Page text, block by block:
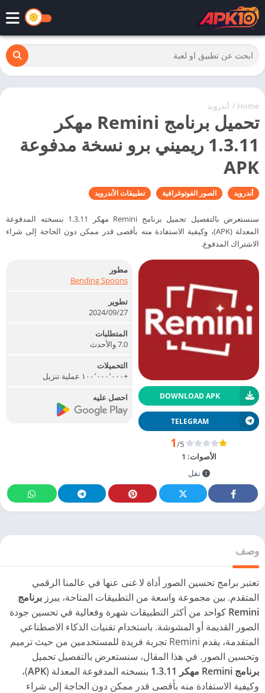
Home
/ أندرويد
تحميل برنامج Remini مهكر
1.3.11 ريميني برو نسخة مدفوعة
APK
أندرويد الصور الفوتوغرافية تطبيقات الأندرويد
سنستعرض بالتفصيل تحميل برنامج Remini مهكر 1.3.11 بنسخته المدفوعة
المعدلة (APK)، وكيفية الاستفادة منه بأقصى قدر ممكن دون الحاجة إلى شراء
الاشتراك المدفوع.
DOWNLOAD APK
TELEGRAM
1/5
الأصوات: 1
نقل
مطور
Bending Spoons
تطوير
27‏/09‏/2024
المتطلبات
7.0 والأحدث
التحميلات
+١٠٠٬٠٠٠٬٠٠٠ عملية تنزيل
احصل عليه
وصف
تعتبر برامج تحسين الصور أداة لا غنى عنها في عالمنا الرقمي
المتقدم. بين مجموعة واسعة من التطبيقات المتاحة، يبرز برنامج
Remini كواحد من أكثر التطبيقات شهرة وفعالية في تحسين جودة
الصور القديمة أو المشوشة. باستخدام تقنيات الذكاء الاصطناعي
المتقدمة، يقدم Remini تجربة فريدة للمستخدمين من حيث ترميم
وتحسين الصور. في هذا المقال، سنستعرض بالتفصيل تحميل
برنامج Remini مهكر 1.3.11
بنسخته المدفوعة المعدلة (APK)،
وكيفية الاستفادة منه بأقصى قدر ممكن دون الحاجة إلى شراء